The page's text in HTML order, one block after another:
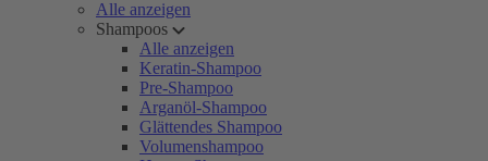
Alle anzeigen
Shampoos
Alle anzeigen
Keratin-Shampoo
Pre-Shampoo
Arganöl-Shampoo
Glättendes Shampoo
Volumenshampoo